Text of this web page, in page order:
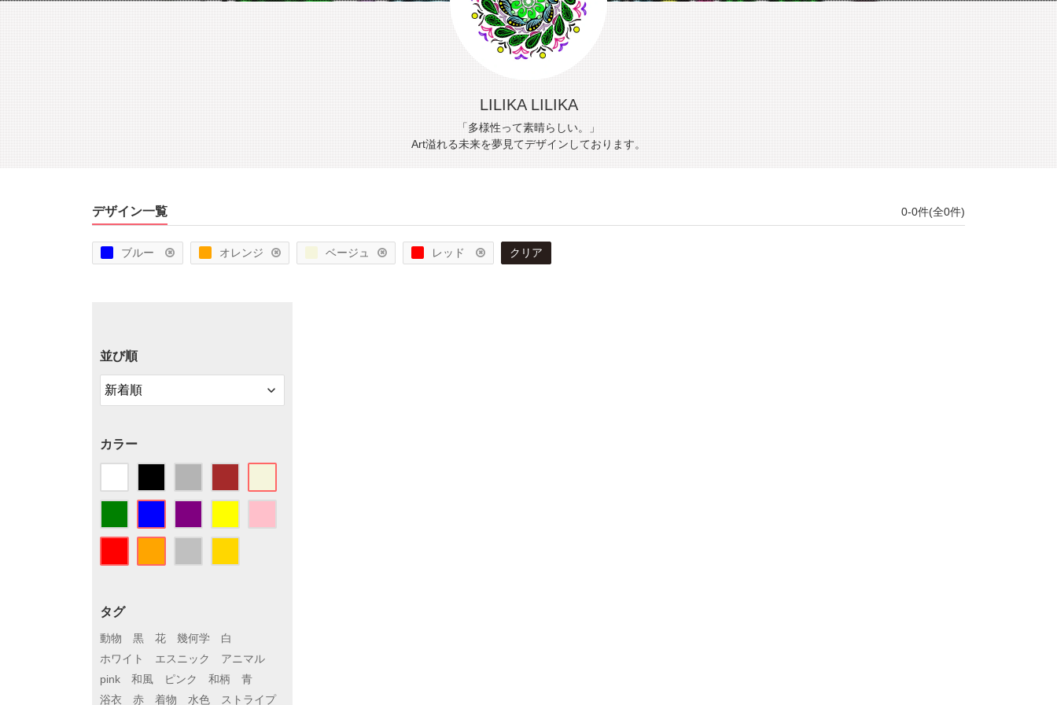
LILIKA LILIKA
「多様性って素晴らしい。」
Art溢れる未来を夢見てデザインしております。
デザイン一覧 0-0件(全0件)
ブルー オレンジ ベージュ レッド クリア
並び順
カラー
タグ
動物 黒 花 幾何学
白
ホワイト
エスニック
アニマル
pink
和風 ピンク 和柄
青
浴衣
赤 着物 水色 ストライプ